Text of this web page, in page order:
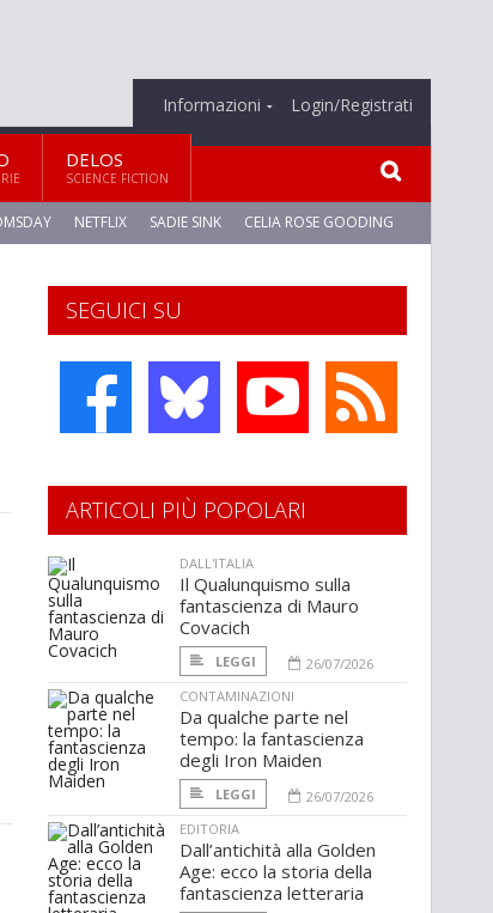
Informazioni Login/Registrati
DELOS
SCIENCE FICTION
NETFLIX SADIE SINK CELIA ROSE GOODING
SEGUICI SU
ARTICOLI PIÙ POPOLARI
DALL'ITALIA
Il Qualunquismo sulla
fantascienza di Mauro
Covacich
LEGGI
26/07/2026
CONTAMINAZIONI
Da qualche parte nel
tempo: la fantascienza
degli Iron Maiden
LEGGI
26/07/2026
EDITORIA
Dall’antichità alla Golden
Age: ecco la storia della
fantascienza letteraria